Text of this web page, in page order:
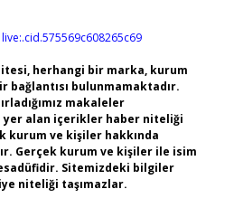
live:.cid.575569c608265c69
herhangi bir marka, kurum
bağlantısı bulunmamaktadır.
makaleler
yer alan içerikler haber niteliği
kurum ve kişiler hakkında
Gerçek kurum ve kişiler ile isim
Sitemizdeki bilgiler
niteliği taşımazlar.